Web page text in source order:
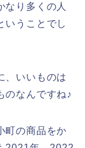
なり多くの人
いうことでし
、いいものは
のなんですね♪
町の商品をか